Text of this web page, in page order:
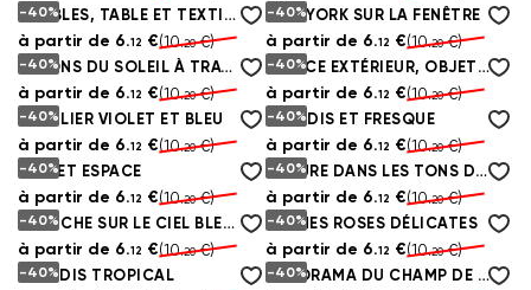
-40% MEUBLES, TABLE ET TEXTILES
à partir de 6.12 €(10.20€)
-40%
NEW YORK SUR LA FENÊTRE
à partir de 6.12 €(10.20€)
-40% RAYONS DU SOLEIL À TRAVERS LES ARBRES
à partir de 6.12 €(10.20€)
-40% ESPACE EXTÉRIEUR, OBJET ASTRONOMIQUE ET ESPACE
à partir de 6.12 €(10.20€)
-40%
MOBILIER VIOLET ET BLEU
à partir de 6.12 €(10.20€)
-40%
PARADIS ET FRESQUE
à partir de 6.12 €(10.20€)
-40%
MUR ET ESPACE
à partir de 6.12 €(10.20€)
-40% NATURE DANS LES TONS DU ROSE
à partir de 6.12 €(10.20€)
-40% BRANCHE SUR LE CIEL BLEU DANS LE CADRE VERT
à partir de 6.12 €(10.20€)
-40%
PLUMES ROSES DÉLICATES
à partir de 6.12 €(10.20€)
-40%
PARADIS TROPICAL -40% PANORAMA DU CHAMP DE LAVANDE DEPUIS LE BALCON